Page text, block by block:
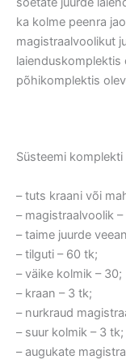
ka kolme peenra
magistraalvoolikut
laienduskomplektis
põhikomplektis
Süsteemi komplekti
– tuts kraani või
– magistraalvoolik –
– taime juurde
– tilguti – 60 tk;
– väike kolmik – 30;
– kraan – 3 tk;
– nurkraud
– suur kolmik – 3 tk;
– augukate